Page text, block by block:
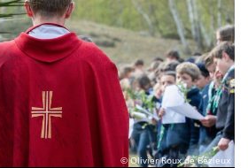
© Olivier Roux de Bézieux